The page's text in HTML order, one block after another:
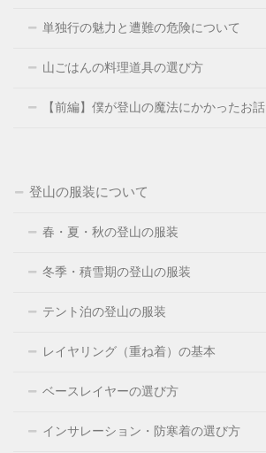
単独行の魅力と遭難の危険について
山ごはんの料理道具の選び方
【前編】僕が登山の魔法にかかったお話
登山の服装について
春・夏・秋の登山の服装
冬季・積雪期の登山の服装
テント泊の登山の服装
レイヤリング（重ね着）の基本
ベースレイヤーの選び方
インサレーション・防寒着の選び方